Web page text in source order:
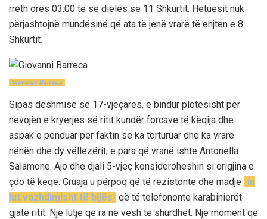
rreth orës 03:00 të së dielës së 11 Shkurtit. Hetuesit nuk
përjashtojnë mundësinë që ata të jenë vrarë të enjten e 8
Shkurtit.
Giovanni Barreca
Sipas dëshmisë së 17-vjeçares, e bindur plotësisht për
nevojën e kryerjes së ritit kundër forcave të këqija dhe
aspak e penduar për faktin se ka torturuar dhe ka vrarë
nënën dhe dy vëllezërit, e para që vranë ishte Antonella
Salamone. Ajo dhe djali 5-vjeç konsideroheshin si origjina e
çdo të keqe. Gruaja u përpoq që të rezistonte dhe madje
iu
lut vazhdimisht të bijës që të telefononte karabinierët
gjatë ritit. Një lutje që ra në vesh të shurdhët. Një moment që